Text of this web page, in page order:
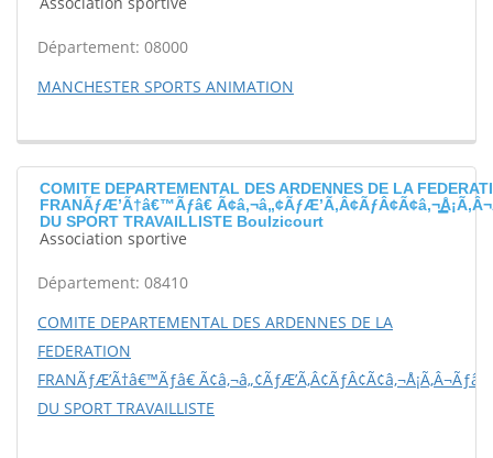
Département: 08000
MANCHESTER SPORTS ANIMATION
COMITE DEPARTEMENTAL DES ARDENNES DE LA
FRANÃƒÆ’Ã†â€™Ãƒâ€
DU SPORT TRAVAILLISTE Boulzicourt
Association sportive
Département: 08410
COMITE DEPARTEMENTAL DES ARDENNES DE LA
FEDERATION
FRANÃƒÆ’Ã†â€™Ãƒâ€
DU SPORT TRAVAILLISTE